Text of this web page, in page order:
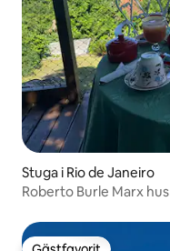
Stuga i Rio de Janeiro
Roberto Burle Marx hus